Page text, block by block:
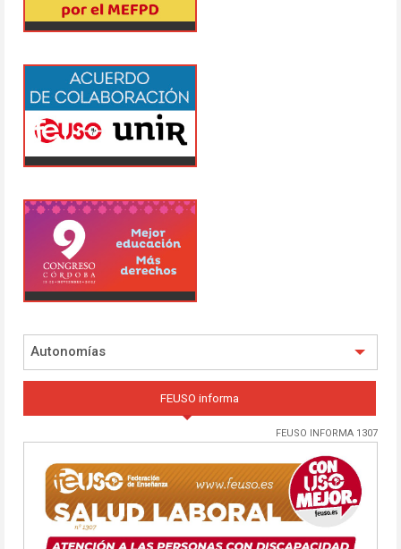
Autonomías
FEUSO informa
FEUSO INFORMA 1307